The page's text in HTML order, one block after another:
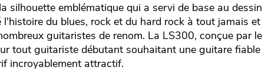
silhouette emblématique qui a servi de base au dessin
du blues, rock et du hard rock à tout jamais et
guitaristes de renom. La LS300, conçue par le
tout guitariste débutant souhaitant une guitare fiable
incroyablement attractif.